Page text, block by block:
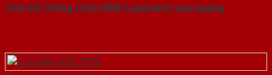
Cửa Gỗ Chống Cháy MDF Laminate van ngang